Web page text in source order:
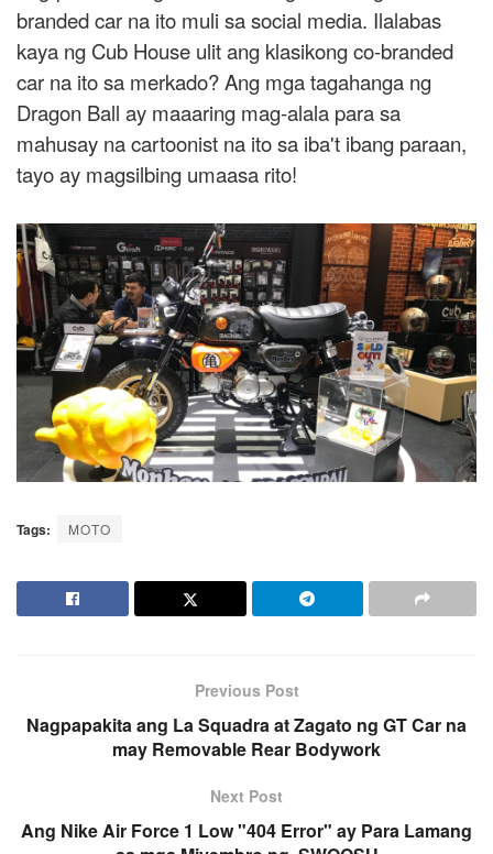
branded car na ito muli sa social media. Ilalabas
kaya ng Cub House ulit ang klasikong co-branded
car na ito sa merkado? Ang mga tagahanga ng
Dragon Ball ay maaaring mag-alala para sa
mahusay na cartoonist na ito sa iba't ibang paraan,
tayo ay magsilbing umaasa rito!
Tags: MOTO
Previous Post
Nagpapakita ang La Squadra at Zagato ng GT Car na
may Removable Rear Bodywork
Next Post
Ang Nike Air Force 1 Low "404 Error" ay Para Lamang